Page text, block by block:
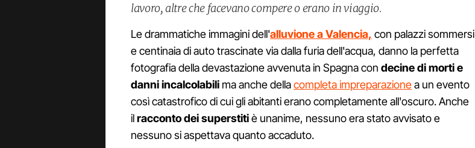
lavoro, altre che facevano compere o erano in viaggio.
Le drammatiche immagini dell'alluvione a Valencia, con palazzi sommersi
e centinaia di auto trascinate via dalla furia dell'acqua, danno la perfetta
fotografia della devastazione avvenuta in Spagna con decine di morti e
danni incalcolabili ma anche dellacompleta impreparazionea un evento
così catastrofico di cui gli abitanti erano completamente all'oscuro. Anche
ilracconto dei superstitiè unanime, nessuno era stato avvisato e
nessuno si aspettava quanto accaduto.